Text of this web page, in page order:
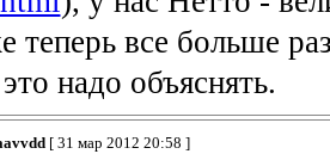
теперь все больше
надо объяснять.
[ 31 мар 2012 20:58 ]